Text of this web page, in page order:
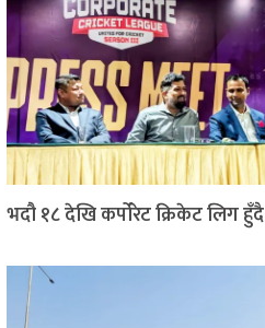
भदौ १८ देखि कर्पोरेट क्रिकेट लिग हुँदै